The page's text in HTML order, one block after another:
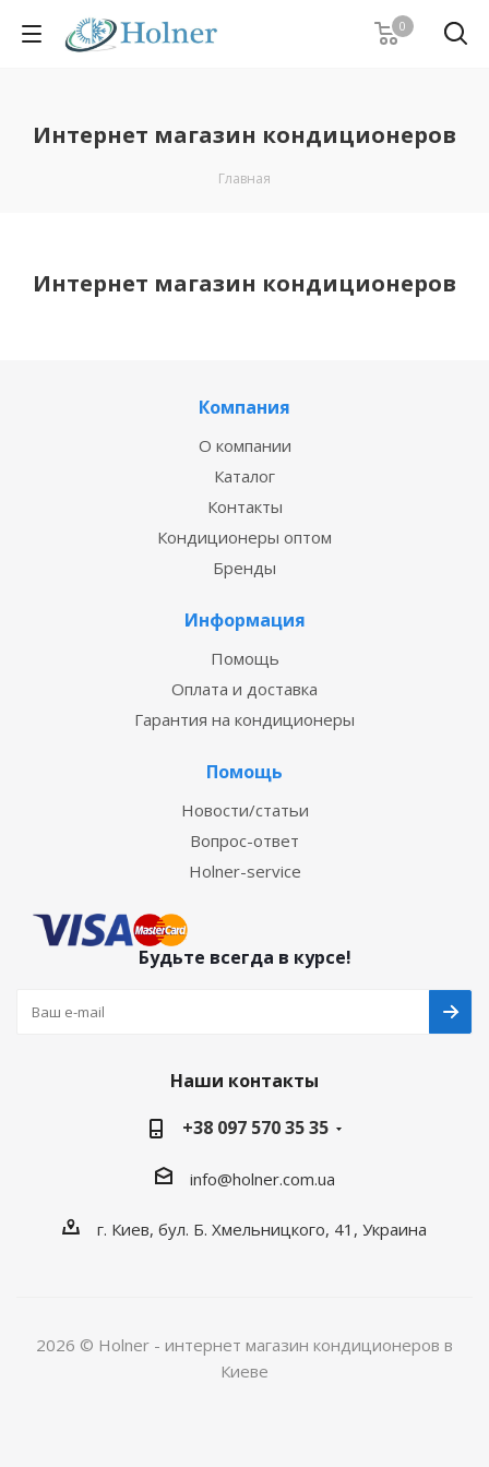
0
Интернет магазин кондиционеров
Главная
Интернет магазин кондиционеров
Компания
О компании
Каталог
Контакты
Кондиционеры оптом
Бренды
Информация
Помощь
Оплата и доставка
Гарантия на кондиционеры
Помощь
Новости/статьи
Вопрос-ответ
Holner-service
Будьте всегда в курсе!
Наши контакты
+38 097 570 35 35
info@holner.com.ua
г. Киев, бул. Б. Хмельницкого, 41, Украина
2026 © Holner - интернет магазин кондиционеров в
Киеве